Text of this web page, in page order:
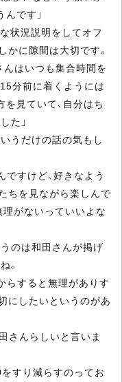
です」
状況説明をしてオフ
かに隙間は大切です。
はいつも集合時間を
分前に着くようには
見ていて、自分はち
た」
うだけの話の気もし
すけど、好きなよう
ちを見ながら楽しんで
理がないっていいよな
のは和田さんが掲げ
。
らすると無理がありす
にしたいというのがあ
さんらしいと言いま
すり減らすのってお